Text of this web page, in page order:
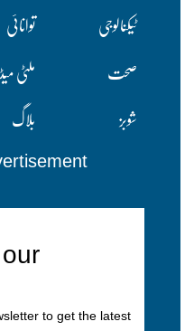
ٹیکنالوجی
توانائی
صحت
ملٹی
شوبز
بلاگ
to get the latest